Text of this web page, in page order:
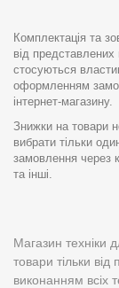
Комплектація та
від
стосуються
оформленням
інтернет-магазину.
Знижки на товари
вибрати тільки
замовлення через
та інші.
Магазин техніки
товари тільки від
виконанням всіх